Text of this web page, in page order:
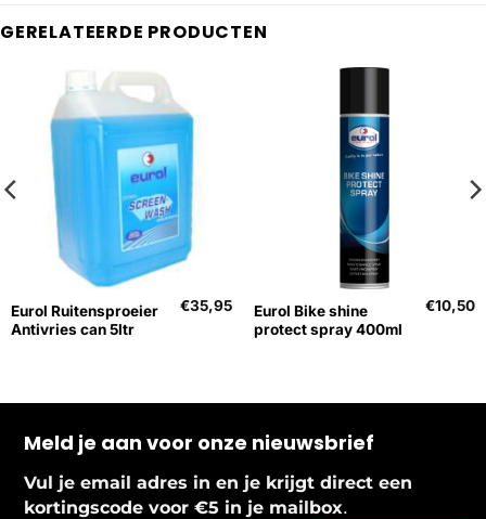
GERELATEERDE PRODUCTEN
Eurol Ruitensproeier
Antivries can 5ltr
€35,95
Eurol Bike shine
protect spray 400ml
€10,50
Meld je aan voor onze nieuwsbrief
Vul je email adres in en je krijgt direct een
kortingscode voor €5 in je mailbox.